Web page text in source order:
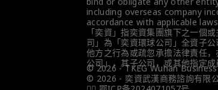
including overseas company
accordance with applicable
「奕資」指奕資集團旗下之一個
司」為「奕資環球公司」全資子
他方之行為或疏忽承擔法律責任
公司」，其子公司，或其他指定
© 2026 - TKEG Wuhan
© 2026 - 奕資武漢商務諮詢有限公